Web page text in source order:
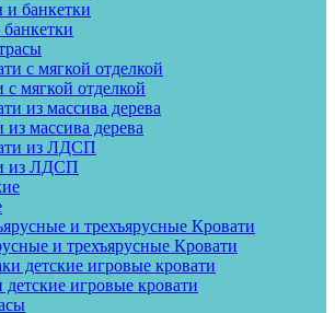
с мягкой отделкой
из массива дерева
из ЛДСП
и трехъярусные Кровати
детские игровые кровати